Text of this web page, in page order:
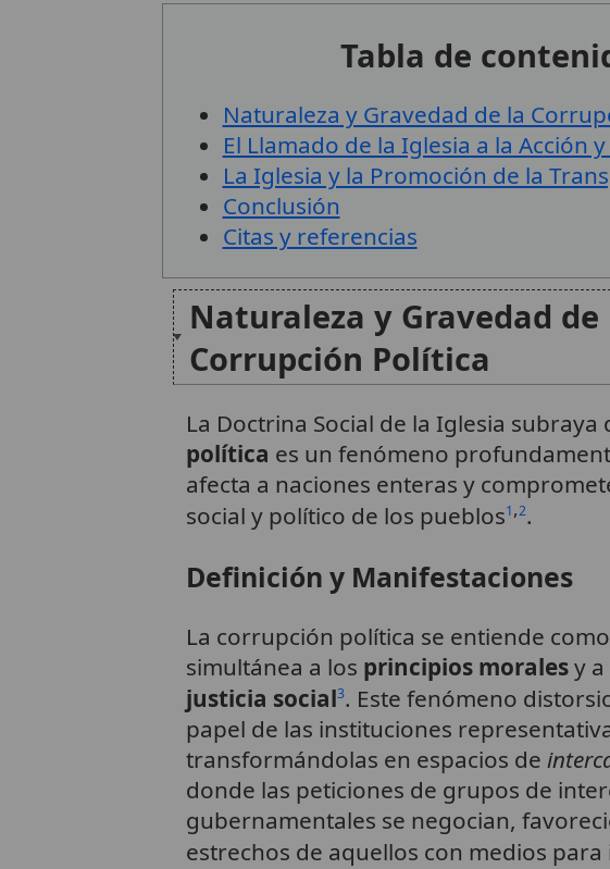
Tabla de
Naturaleza y Gravedad de la
El Llamado de la Iglesia a la Acción
La Iglesia y la Promoción de la
Conclusión
Citas y referencias
Naturaleza y Gravedad de
Corrupción Política
La Doctrina Social de la Iglesia subraya
política es un fenómeno
afecta a naciones enteras y
social y político de los pueblos1,2.
Definición y Manifestaciones
La corrupción política se entiende
simultánea a los principios moralesy a
justicia social3. Este fenómeno
papel de las instituciones
transformándolas en espacios de
donde las peticiones de grupos de
gubernamentales se negocian,
estrechos de aquellos con medios